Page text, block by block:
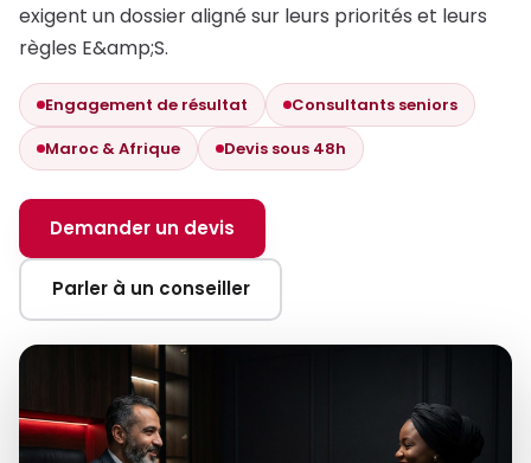
exigent un dossier aligné sur leurs priorités et leurs
règles E&amp;S.
Engagement de résultat
Consultants seniors
Maroc & Afrique
Devis sous 48h
Demander un devis
Parler à un conseiller